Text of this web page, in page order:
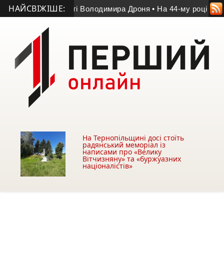
НАЙСВІЖІШЕ:
у матчі пам’яті Володимира Дроня • На 44-му році життя
На Тернопільщині досі стоїть
радянський меморіал із
написами про «Велику
Вітчизняну» та «буржуазних
націоналістів»